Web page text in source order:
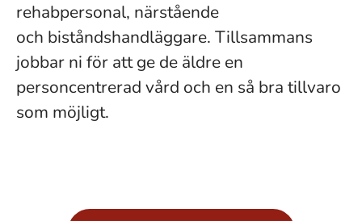
rehabpersonal, närstående
och biståndshandläggare. Tillsammans
jobbar ni för att ge de äldre en
personcentrerad vård och en så bra tillvaro
som möjligt.